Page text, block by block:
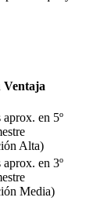
Ventaja
aprox. en 5º
Alta)
aprox. en 3º
Media)